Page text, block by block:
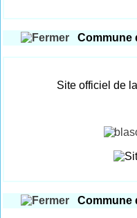
Commune
Site officiel de
Commune